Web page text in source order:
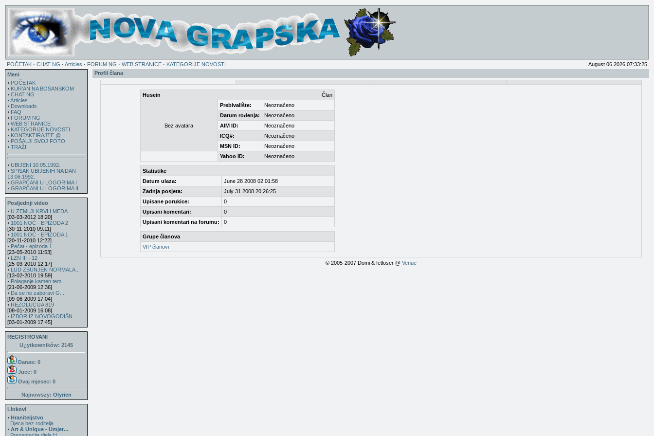
POČETAK · CHAT NG · Articles · FORUM NG · WEB STRANICE · KATEGORIJE NOVOSTI
August 06 2026 07:33:25
Meni
POČETAK
KUR'AN NA BOSANSKOM
CHAT NG
Articles
Downloads
FAQ
FORUM NG
WEB STRANICE
KATEGORIJE NOVOSTI
KONTAKTIRAJTE @
POŠALJI SVOJ FOTO
TRAŽI
UBIJENI 10.05.1992.
SPISAK UBIJENIH NA DAN
13.06.1992.
GRAPĆANI U LOGORIMA I
GRAPĆANI U LOGORIMA II
Posljednji video
U ZEMLJI KRVI I MEDA
[03-03-2012 18:20]
1001 NOĆ - EPIZODA 2
[30-11-2010 09:11]
1001 NOĆ - EPIZODA 1
[20-11-2010 12:22]
Pečat - epizoda 1
[23-05-2010 11:53]
LZN III - 12
[25-03-2010 12:17]
LUD ZBUNJEN NORMALA...
[13-02-2010 19:59]
Polaganje kamen tem...
[21-06-2009 12:36]
Da se ne zaboravi G...
[09-06-2009 17:04]
REZOLUCIJA 819
[08-01-2009 16:08]
IZBOR IZ NOVOGODIŠN...
[03-01-2009 17:45]
REGISTROVANI
U¿ytkowników: 2145
Danas: 0
Juce: 0
Ovaj mjesec: 0
Najnowszy: Olyrien
Linkovi
Hraniteljstvo
Djeca bez roditelja ...
Art & Unique - Umjet...
Profil člana
Husein Član
Bez avatara
Prebivalište:
Neoznačeno
Datum rođenja:
Neoznačeno
AIM ID:
Neoznačeno
ICQ#:
Neoznačeno
MSN ID:
Neoznačeno
Yahoo ID:
Neoznačeno
Statistike
Datum ulaza:
June 28 2008 02:01:58
Zadnja posjeta:
July 31 2008 20:26:25
Upisane porukice:
0
Upisani komentari:
0
Upisani komentari na forumu:
0
Grupe članova
VIP članovi
© 2005-2007 Domi & fetloser @ Venue